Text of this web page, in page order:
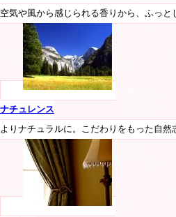
空気や風から感じられる香りから、ふっと
ナチュレンス
よりナチュラルに。こだわりをもった自然